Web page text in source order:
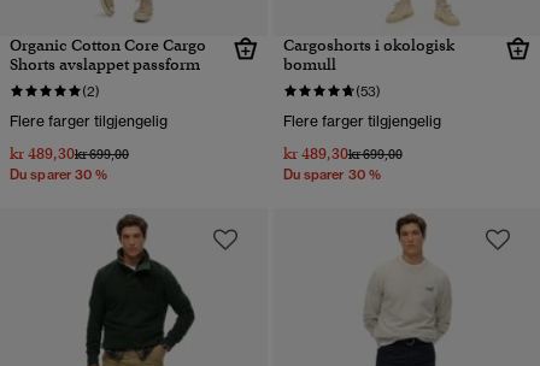
Organic Cotton Core Cargo
Shorts avslappet passform
(2)
Flere farger tilgjengelig
kr 489,30Pris nedsatt fra
kr 699,00til
Du sparer 30 %
Cargoshorts i økologisk
bomull
(53)
Flere farger tilgjengelig
kr 489,30Pris nedsatt fra
kr 699,00til
Du sparer 30 %